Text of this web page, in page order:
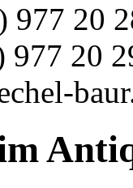
977 20
977 20